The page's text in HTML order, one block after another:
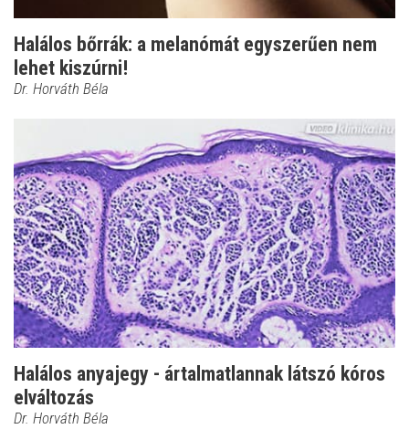
Halálos bőrrák: a melanómát egyszerűen nem
lehet kiszúrni!
Dr. Horváth Béla
Halálos anyajegy - ártalmatlannak látszó kóros
elváltozás
Dr. Horváth Béla